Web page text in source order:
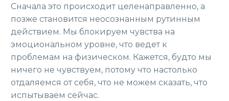
Сначала это происходит целенаправленно, а
позже становится неосознанным рутинным
действием. Мы блокируем чувства на
эмоциональном уровне, что ведет к
проблемам на физическом. Кажется, будто мы
ничего не чувствуем, потому что настолько
отдаляемся от себя, что не можем сказать, что
испытываем сейчас.